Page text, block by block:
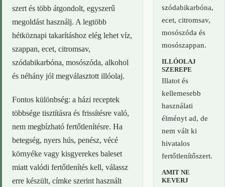
szert és több átgondolt, egyszerű
megoldást használj. A legtöbb
hétköznapi takarításhoz elég lehet víz,
szappan, ecet, citromsav,
szódabikarbóna, mosószóda, alkohol
és néhány jól megválasztott illóolaj.
Fontos különbség: a házi receptek
többsége tisztításra és frissítésre való,
nem megbízható fertőtlenítésre. Ha
betegség, nyers hús, penész, vécé
környéke vagy kisgyerekes baleset
miatt valódi fertőtlenítés kell, válassz
erre készült, címke szerint használt
szódabikarbóna,
ecet, citromsav,
mosószóda és
mosószappan.
ILLÓOLAJ
SZEREPE
Illatot és
kellemesebb
használati
élményt ad, de
nem vált ki
hivatalos
fertőtlenítőszert.
AMIT NE
KEVERJ